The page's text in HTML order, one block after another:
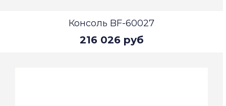
Консоль BF-60027
216 026 руб